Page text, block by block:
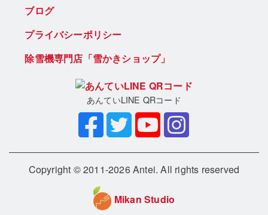
ブログ
プライバシーポリシー
除雪機専門店「雪かきショップ」
あんていLINE QRコード
Copyright © 2011-2026 Antei. All rights reserved
Mikan Studio